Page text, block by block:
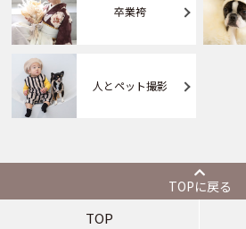
卒業袴
人とペット撮影
TOPに戻る
TOP